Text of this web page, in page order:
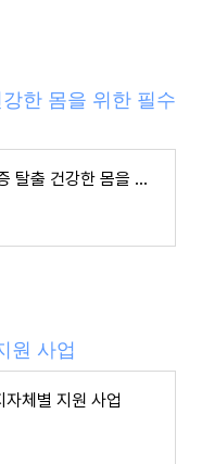
한 몸을 위한 필수
장요근 스트레칭: 통증 탈출 건강한 몸을 위한 필수 가이드
원 사업
체별 지원 사업